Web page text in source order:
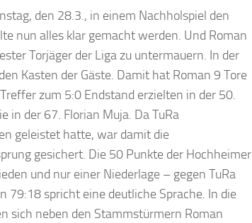
den 28.3., in einem Nachholspiel den
nun alles klar gemacht werden. Und Roman
Torjäger der Liga zu untermauern. In der
Kasten der Gäste. Damit hat Roman 9 Tore
zum 5:0 Endstand erzielten in der 50.
in der 67. Florian Muja. Da TuRa
geleistet hatte, war damit die
gesichert. Die 50 Punkte der Hochheimer
und nur einer Niederlage – gegen TuRa
79:18 spricht eine deutliche Sprache. In die
sich neben den Stammstürmern Roman